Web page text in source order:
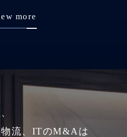
more
流、ITのM&Aは